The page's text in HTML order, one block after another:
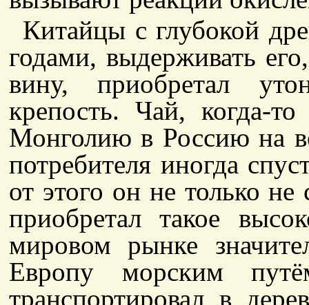
Китайцы с глубокой
годами, выдерживать
вину, приобретал
крепость. Чай, когда-
Монголию в Россию на
потребителя иногда
от этого он не только
приобретал такое
мировом рынке
Европу морским
транспортировал в